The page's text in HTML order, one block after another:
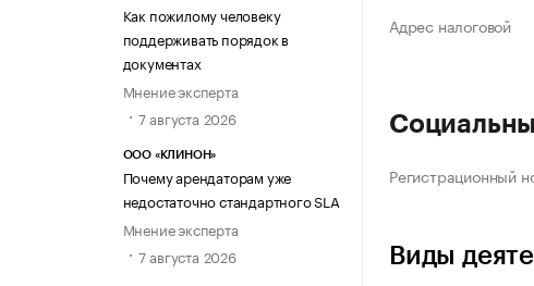
Как пожилому человеку
поддерживать порядок в
документах
Мнение эксперта
7 августа 2026
ООО «КЛИНОН»
Почему арендаторам уже
недостаточно стандартного SLA
Мнение эксперта
7 августа 2026
Адрес налоговой
Регистрационный
Виды